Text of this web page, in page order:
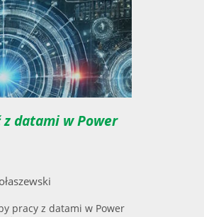
z datami w Power
pracy z datami w Power